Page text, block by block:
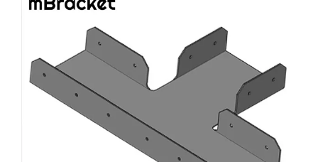
Minhas consultas
🌐 Language▼